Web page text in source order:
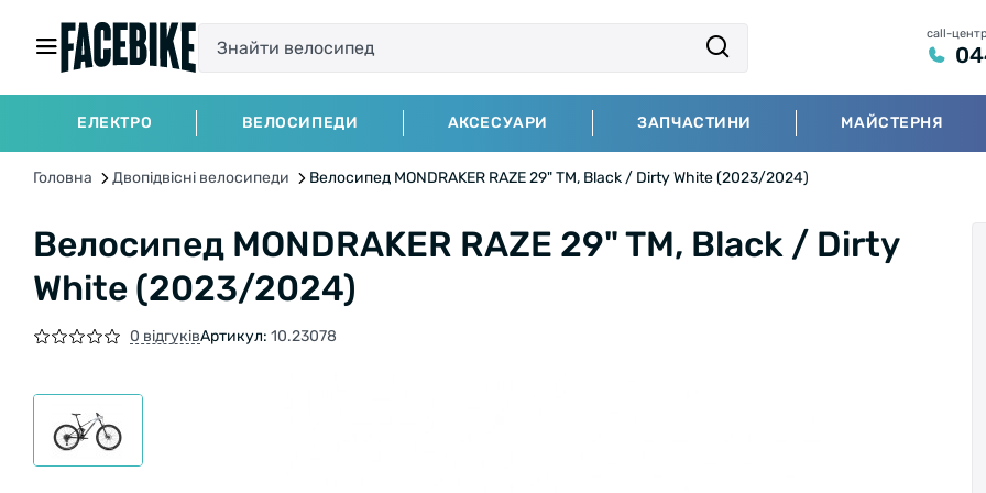
call-
ЕЛЕКТРО ВЕЛОСИПЕДИ АКСЕСУАРИ ЗАПЧАСТИНИ МАЙСТЕРНЯ
Головна Двопідвісні велосипеди Велосипед MONDRAKER RAZE 29" TM, Black / Dirty White (2023/2024)
Велосипед MONDRAKER RAZE 29" TM, Black / Dirty
White (2023/2024)
0 відгуківАртикул: 10.23078